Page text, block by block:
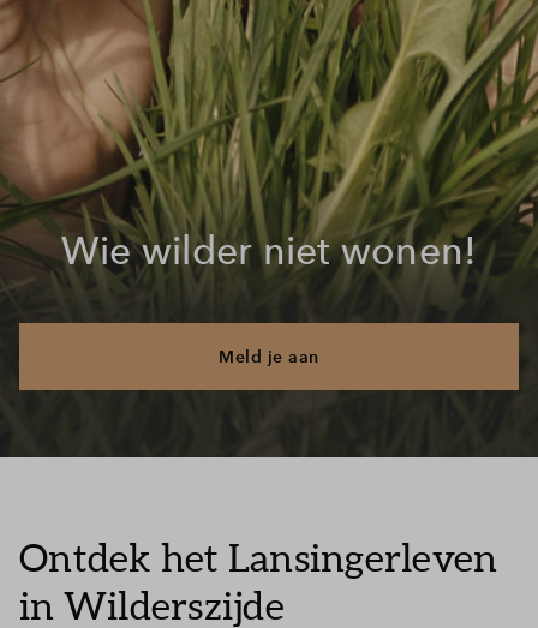
Wie wilder niet wonen!
Meld je aan
Ontdek het Lansingerleven
in Wilderszijde